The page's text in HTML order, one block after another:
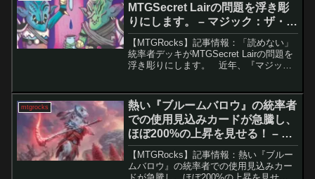
MTGSecret Lairの問題を浮き彫
りにします。 – マジック：ザ・ギ
ャザリング
【MTGRocks】記事情報：「読めない」
統率者デッキがMTGSecret Lairの問題を
浮き彫りにします。 近年、『マジック:
トスタイルはますます斬...
mtgrocks
熱い『ブルームバロウ』の統率者
での使用見込みカードが急騰し、
ほぼ200%の上昇を見せる！ – マ
ジック：ザ・ギャザリング
【MTGRocks】記事情報：熱い『ブルー
ムバロウ』の統率者での使用見込みカー